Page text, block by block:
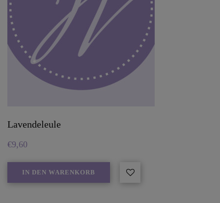
Lavendeleule
€9,60
IN DEN WARENKORB